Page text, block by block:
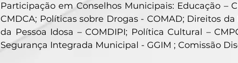
Participação em Conselhos Municipais: Educação –
CMDCA; Políticas sobre Drogas - COMAD; Direitos
da Pessoa Idosa – COMDIPI; Política Cultural –
Segurança Integrada Municipal - GGIM ; Comissão